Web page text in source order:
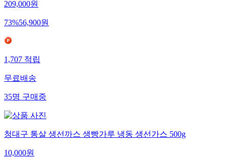
209,000원
73%56,900원
1,707적립
무료배송
35명구매중
청대구 통살 생선까스 생빵가루 냉동 생선가스 500g
10,000원